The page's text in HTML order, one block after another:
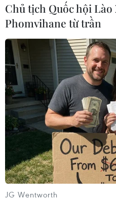
Riêng đối với xe đưa
Nguyễn Thị Việt Nga
Đường bộ và Luật Trật
đường bộ sẽ được thảo
qua tới đây cũng có
Tuy nhiên, đại biểu
lưu ý bên cạnh các quy
tiêu chuẩn kỹ thuật của
các cơ sở giáo dục cần
đón, quản lý học sinh
an toàn nhất; tránh
như vụ việc vừa xảy ra
Chủ tịch Quốc hội
Phomvihane từ trần
JG Wentworth